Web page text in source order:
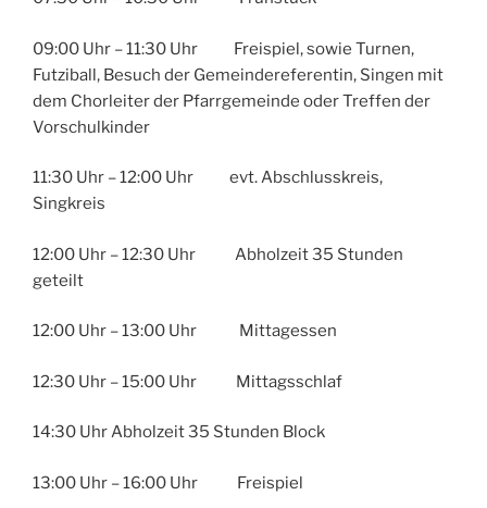
09:00 Uhr – 11:30 Uhr Freispiel, sowie Turnen,
Futziball, Besuch der Gemeindereferentin, Singen mit
dem Chorleiter der Pfarrgemeinde oder Treffen der
Vorschulkinder
11:30 Uhr – 12:00 Uhr evt. Abschlusskreis,
Singkreis
12:00 Uhr – 12:30 Uhr Abholzeit 35 Stunden
geteilt
12:00 Uhr – 13:00 Uhr Mittagessen
12:30 Uhr – 15:00 Uhr Mittagsschlaf
14:30 Uhr Abholzeit 35 Stunden Block
13:00 Uhr – 16:00 Uhr Freispiel